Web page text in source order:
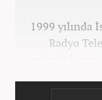
1999 yılında
Radyo
yılında